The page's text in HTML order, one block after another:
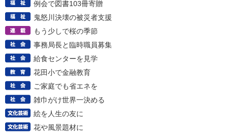
例会で図書103冊寄贈
鬼怒川決壊の被災者支援
もう少しで桜の季節
事務局長と臨時職員募集
給食センターを見学
花田小で金融教育
ご家庭でも省エネを
雑巾がけ世界一決める
絵を人生の友に
花や風景題材に